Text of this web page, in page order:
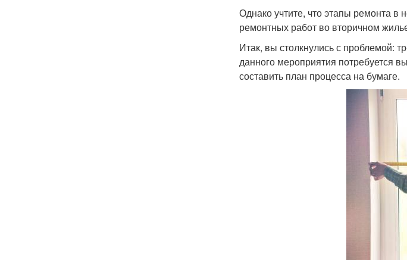
Однако учтите, что этапы ремонта в
ремонтных работ во вторичном
Итак, вы столкнулись с проблемой:
данного мероприятия потребуется
составить план процесса на бумаге.